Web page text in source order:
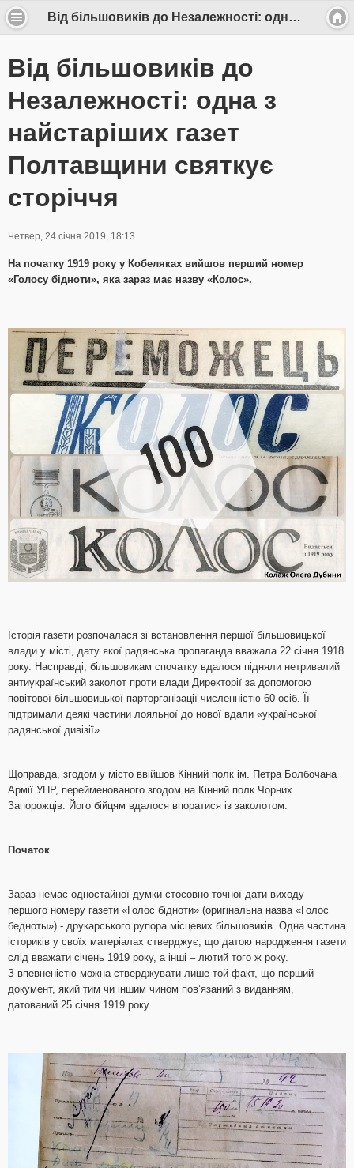
Від більшовиків до Незалежності: одна з найстаріших газет Полтавщини святкує сторіччя
Від більшовиків до
Незалежності: одна з
найстаріших газет
Полтавщини святкує
сторіччя
Четвер, 24 січня 2019, 18:13
На початку 1919 року у Кобеляках вийшов перший номер
«Голосу бідноти», яка зараз має назву «Колос».
Історія газети розпочалася зі встановлення першої більшовицької
влади у місті, дату якої радянська пропаганда вважала 22 січня 1918
року. Насправді, більшовикам спочатку вдалося підняли нетривалий
антиукраїнський заколот проти влади Директорії за допомогою
повітової більшовицької парторганізації численністю 60 осіб. Її
підтримали деякі частини лояльної до нової вдали «української
радянської дивізії».
Щоправда, згодом у місто ввійшов Кінний полк ім. Петра Болбочана
Армії УНР, перейменованого згодом на Кінний полк Чорних
Запорожців. Його бійцям вдалося впоратися із заколотом.
Початок
Зараз немає одностайної думки стосовно точної дати виходу
першого номеру газети «Голос бідноти» (оригінальна назва «Голос
бедноты») - друкарського рупора місцевих більшовиків. Одна частина
істориків у своїх матеріалах стверджує, що датою народження газети
слід вважати січень 1919 року, а інші – лютий того ж року.
З впевненістю можна стверджувати лише той факт, що перший
документ, який тим чи іншим чином пов’язаний з виданням,
датований 25 січня 1919 року.